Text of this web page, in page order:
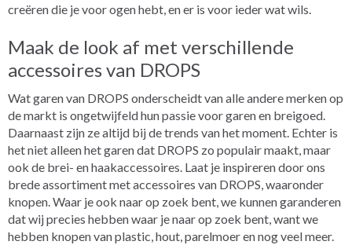
creëren die je voor ogen hebt, en er is voor ieder wat wils.
Maak de look af met verschillende
accessoires van DROPS
Wat garen van DROPS onderscheidt van alle andere merken op
de markt is ongetwijfeld hun passie voor garen en breigoed.
Daarnaast zijn ze altijd bij de trends van het moment. Echter is
het niet alleen het garen dat DROPS zo populair maakt, maar
ook de brei- en haakaccessoires. Laat je inspireren door ons
brede assortiment met accessoires van DROPS, waaronder
knopen. Waar je ook naar op zoek bent, we kunnen garanderen
dat wij precies hebben waar je naar op zoek bent, want we
hebben knopen van plastic, hout, parelmoer en nog veel meer.